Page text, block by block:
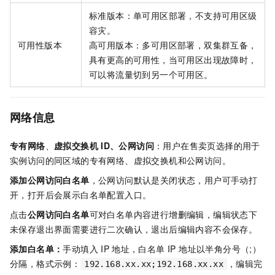
可用性版本
标准版本：单可用区部署，不支持可用区级
容灾。
高可用版本：多可用区部署，双集群互备，
具有更高的可用性，当可用区出现故障时，
可以将流量切到另一个可用区。
网络信息
专有网络、 虚拟交换机 ID、公网访问 ：用户在售卖页选择的用于
实例访问的同区域的专有网络、虚拟交换机和公网访问。
添加公网访问白名单 ，公网访问默认是关闭状态，用户可手动打
开，打开后会展示白名单配置入口。
点击公网访问白名单可对白名单内容进行增删编辑，编辑状态下
未保存退出界面需要进行二次确认，退出后编辑内容不会保存。
添加白名单：手动填入 IP 地址，白名单 IP 地址以半角分号（;）
分隔，格式示例：
192.168.xx.xx;192.168.xx.xx
，编辑完